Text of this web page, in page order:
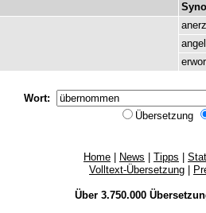
Wort:
Übersetzung
Home News Tipps
Volltext-Übersetzung
Über 3.750.000